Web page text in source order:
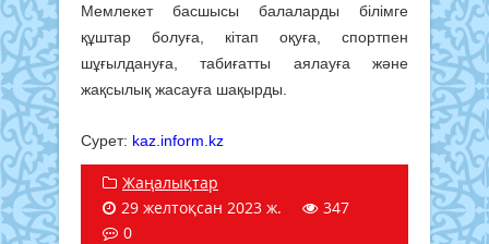
Мемлекет басшысы балаларды білімге
құштар болуға, кітап оқуға, спортпен
шұғылдануға, табиғатты аялауға және
жақсылық жасауға шақырды.
Сурет: kaz.inform.kz
Жаңалықтар
29 желтоқсан 2023 ж.
347
0